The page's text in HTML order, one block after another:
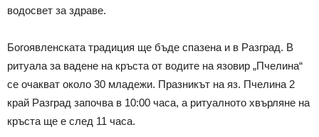
водосвет за здраве.
Богоявленската традиция ще бъде спазена и в Разград. В
ритуала за вадене на кръста от водите на язовир „Пчелина“
се очакват около 30 младежи. Празникът на яз. Пчелина 2
край Разград започва в 10:00 часа, а ритуалното хвърляне на
кръста ще е след 11 часа.